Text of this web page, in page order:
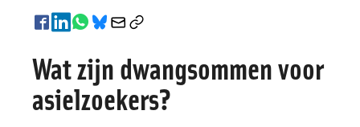
Wat zijn dwangsommen voor
asielzoekers?